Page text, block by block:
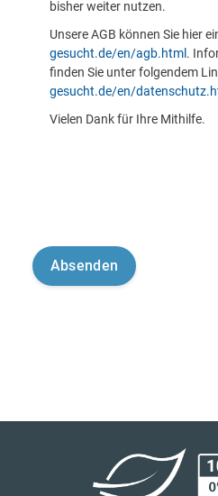
bisher weiter nutzen.
Unsere AGB können Sie hier
gesucht.de/en/agb.html .
finden Sie unter folgendem
gesucht.de/en/
Vielen Dank für Ihre Mithilfe.